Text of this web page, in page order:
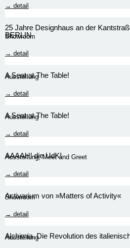
→ detail
25 Jahre Designhaus an der
BERLIN
Showroom
→ detail
A Seat at The Table!
Ausstellung
→ detail
A Seat at The Table!
Ausstellung
→ detail
AAAAH! die UdK!
Ausstellung,Meet and Greet
→ detail
Activarium von »Matters of Activity«
Showroom
→ detail
Alchimia. Die Revolution des
Ausstellung